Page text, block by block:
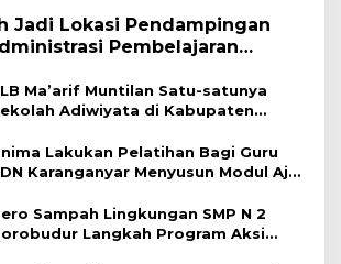
Jadi Lokasi Pendampingan
Pembelajaran
Ma’arif Muntilan Satu-satunya
Adiwiyata di Kabupaten
Lakukan Pelatihan Bagi Guru
Karanganyar Menyusun Modul Ajar
Sampah Lingkungan SMP N 2
Langkah Program Aksi